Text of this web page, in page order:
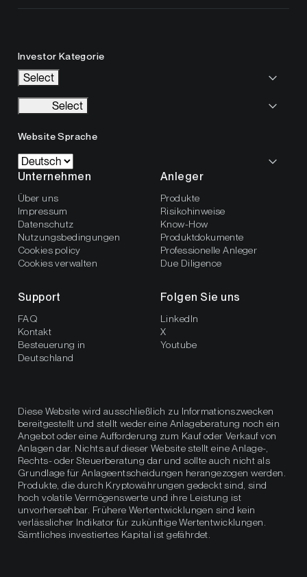
Investor Kategorie
Select
Select
Website Sprache
Unternehmen
Über uns
Impressum
Datenschutz
Nutzungsbedingungen
Cookies policy
Cookies verwalten
Anleger
Produkte
Risikohinweise
Know-How
Produktdokumente
Professionelle Anleger
Due Diligence
Support
FAQ
Kontakt
Besteuerung in
Deutschland
Folgen Sie uns
LinkedIn
X
Youtube
Diese Website wird ausschließlich zu Informationszwecken
bereitgestellt und stellt weder eine Anlageberatung noch ein
Angebot oder eine Aufforderung zum Kauf oder Verkauf von
Anlagen dar. Nichts auf dieser Website stellt eine Anlage-,
Rechts- oder Steuerberatung dar und sollte auch nicht als
Grundlage für Anlageentscheidungen herangezogen werden.
Produkte, die durch Kryptowährungen gedeckt sind, sind
hoch volatile Vermögenswerte und ihre Leistung ist
unvorhersehbar. Frühere Wertentwicklungen sind kein
verlässlicher Indikator für zukünftige Wertentwicklungen.
Sämtliches investiertes Kapital ist gefährdet.